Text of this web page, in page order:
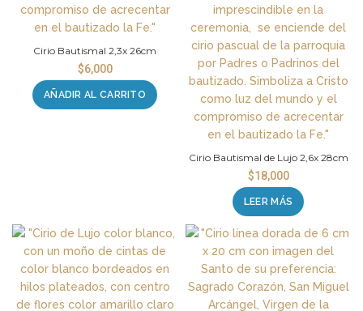
Cirio Bautismal 2,3x 26cm
$6,000
AÑADIR AL CARRITO
Cirio Bautismal de Lujo 2,6x 28cm
$18,000
LEER MÁS